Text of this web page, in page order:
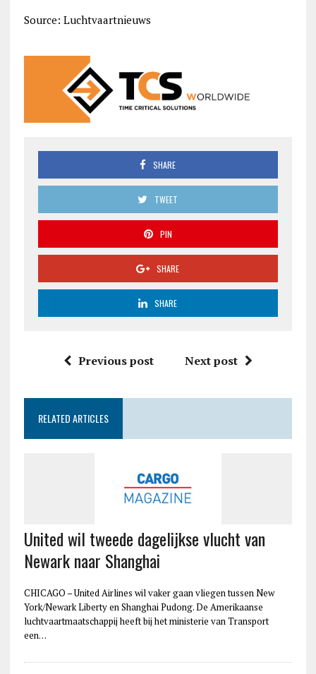
Source: Luchtvaartnieuws
SHARE
TWEET
PIN
SHARE
SHARE
Previous post Next post
RELATED ARTICLES
United wil tweede dagelijkse vlucht van
Newark naar Shanghai
CHICAGO – United Airlines wil vaker gaan vliegen tussen New
York/Newark Liberty en Shanghai Pudong. De Amerikaanse
luchtvaartmaatschappij heeft bij het ministerie van Transport
een…